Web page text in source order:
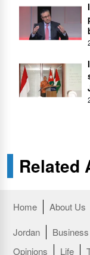
Related
Home About Us
Jordan
Business
Opinions
Life